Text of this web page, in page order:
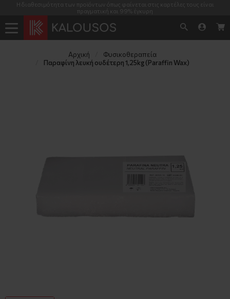
Η διαθεσιμότητα των προϊόντων όπως φαίνεται στις καρτέλες τους είναι
πραγματική και 99% έγκυρη
Αρχική
Φυσικοθεραπεία
Παραφίνη λευκή ουδέτερη 1,25kg (Paraffin Wax)